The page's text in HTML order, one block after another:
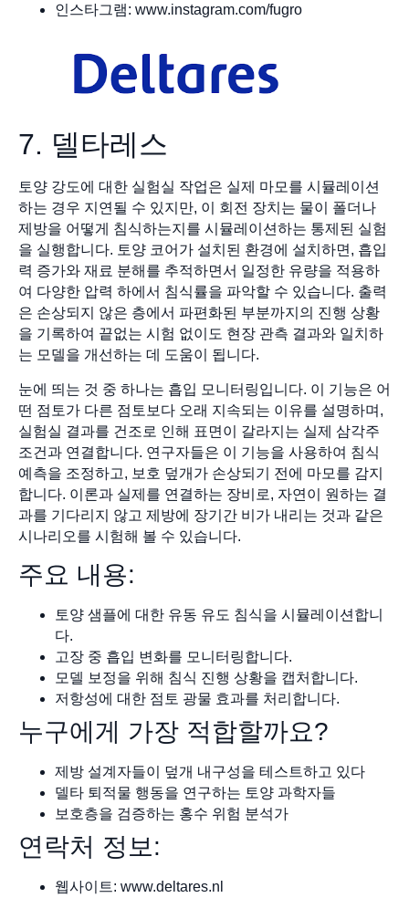
인스타그램: www.instagram.com/fugro
7. 델타레스
토양 강도에 대한 실험실 작업은 실제 마모를 시뮬레이션
하는 경우 지연될 수 있지만, 이 회전 장치는 물이 폴더나
제방을 어떻게 침식하는지를 시뮬레이션하는 통제된 실험
을 실행합니다. 토양 코어가 설치된 환경에 설치하면, 흡입
력 증가와 재료 분해를 추적하면서 일정한 유량을 적용하
여 다양한 압력 하에서 침식률을 파악할 수 있습니다. 출력
은 손상되지 않은 층에서 파편화된 부분까지의 진행 상황
을 기록하여 끝없는 시험 없이도 현장 관측 결과와 일치하
는 모델을 개선하는 데 도움이 됩니다.
눈에 띄는 것 중 하나는 흡입 모니터링입니다. 이 기능은 어
떤 점토가 다른 점토보다 오래 지속되는 이유를 설명하며,
실험실 결과를 건조로 인해 표면이 갈라지는 실제 삼각주
조건과 연결합니다. 연구자들은 이 기능을 사용하여 침식
예측을 조정하고, 보호 덮개가 손상되기 전에 마모를 감지
합니다. 이론과 실제를 연결하는 장비로, 자연이 원하는 결
과를 기다리지 않고 제방에 장기간 비가 내리는 것과 같은
시나리오를 시험해 볼 수 있습니다.
주요 내용:
토양 샘플에 대한 유동 유도 침식을 시뮬레이션합니
다.
고장 중 흡입 변화를 모니터링합니다.
모델 보정을 위해 침식 진행 상황을 캡처합니다.
저항성에 대한 점토 광물 효과를 처리합니다.
누구에게 가장 적합할까요?
제방 설계자들이 덮개 내구성을 테스트하고 있다
델타 퇴적물 행동을 연구하는 토양 과학자들
보호층을 검증하는 홍수 위험 분석가
연락처 정보:
웹사이트: www.deltares.nl